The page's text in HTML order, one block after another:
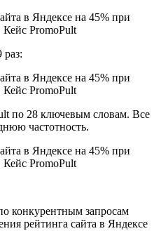
раз:
по 28 ключевым словам. Все
частотность.
конкурентным запросам
рейтинга сайта в Яндексе